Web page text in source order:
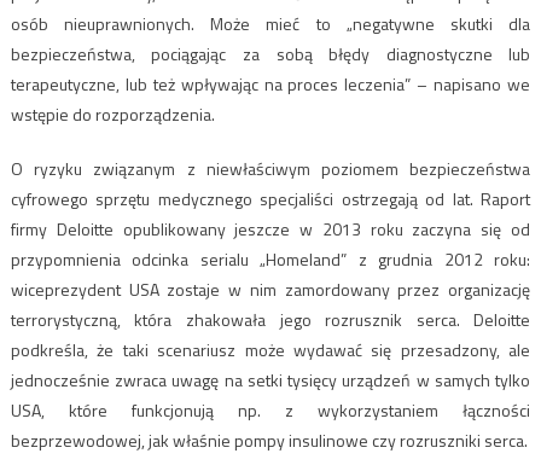
osób nieuprawnionych. Może mieć to „negatywne skutki dla
bezpieczeństwa, pociągając za sobą błędy diagnostyczne lub
terapeutyczne, lub też wpływając na proces leczenia” – napisano we
wstępie do rozporządzenia.
O ryzyku związanym z niewłaściwym poziomem bezpieczeństwa
cyfrowego sprzętu medycznego specjaliści ostrzegają od lat. Raport
firmy Deloitte opublikowany jeszcze w 2013 roku zaczyna się od
przypomnienia odcinka serialu „Homeland” z grudnia 2012 roku:
wiceprezydent USA zostaje w nim zamordowany przez organizację
terrorystyczną, która zhakowała jego rozrusznik serca. Deloitte
podkreśla, że taki scenariusz może wydawać się przesadzony, ale
jednocześnie zwraca uwagę na setki tysięcy urządzeń w samych tylko
USA, które funkcjonują np. z wykorzystaniem łączności
bezprzewodowej, jak właśnie pompy insulinowe czy rozruszniki serca.